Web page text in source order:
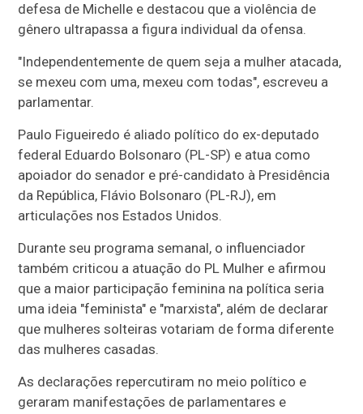
defesa de Michelle e destacou que a violência de
gênero ultrapassa a figura individual da ofensa.
"Independentemente de quem seja a mulher atacada,
se mexeu com uma, mexeu com todas", escreveu a
parlamentar.
Paulo Figueiredo é aliado político do ex-deputado
federal Eduardo Bolsonaro (PL-SP) e atua como
apoiador do senador e pré-candidato à Presidência
da República, Flávio Bolsonaro (PL-RJ), em
articulações nos Estados Unidos.
Durante seu programa semanal, o influenciador
também criticou a atuação do PL Mulher e afirmou
que a maior participação feminina na política seria
uma ideia "feminista" e "marxista", além de declarar
que mulheres solteiras votariam de forma diferente
das mulheres casadas.
As declarações repercutiram no meio político e
geraram manifestações de parlamentares e